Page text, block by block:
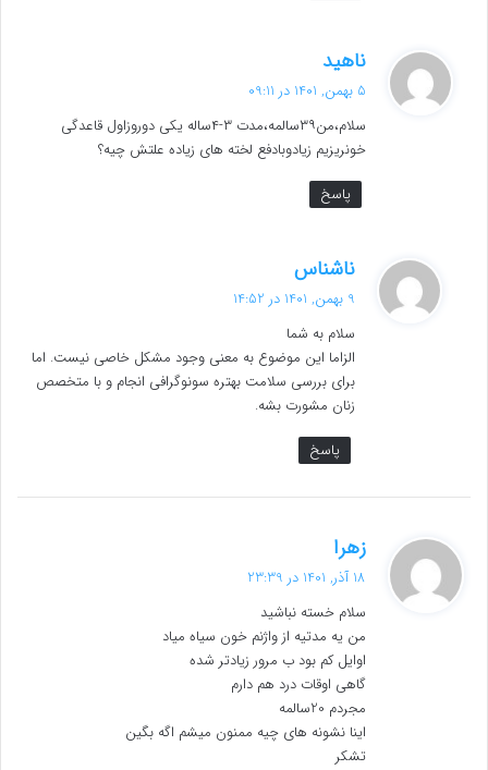
ناهید
:
5 بهمن, 1401 در 09:11
سلام،من۳۹سالمه،مدت ۳-۴ساله یکی دوروزاول قاعدگی
خونریزیم زیادوبادفع لخته های زیاده علتش چیه؟
پاسخ
ناشناس
ف
:
9 بهمن, 1401 در 14:52
سلام به شما
الزاما این موضوع به معنی وجود مشکل خاصی نیست. اما
برای بررسی سلامت بهتره سونوگرافی انجام و با متخصص
زنان مشورت بشه.
پاسخ
زهرا
ت
:
18 آذر, 1401 در 23:39
سلام خسته نباشید
من یه مدتیه از واژنم خون سیاه میاد
اوایل کم بود ب مرور زیادتر شده
گاهی اوقات درد هم دارم
مجردم 20سالمه
اینا نشونه های چیه ممنون میشم اگه بگین
تشکر